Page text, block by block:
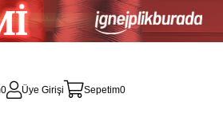
0 Üye Girişi Sepetim0